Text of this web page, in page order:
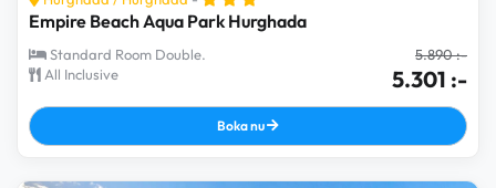
Empire Beach Aqua Park Hurghada
Standard Room Double.
All Inclusive
5.890 :-
5.301 :-
Boka nu